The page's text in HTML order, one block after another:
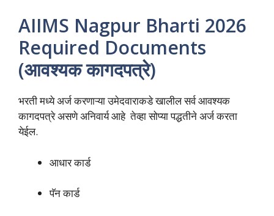
AIIMS Nagpur Bharti 2026
Required Documents
(आवश्यक कागदपत्रे)
भरती मध्ये अर्ज करणाऱ्या उमेदवाराकडे खालील सर्व आवश्यक
कागदपत्रे असणे अनिवार्य आहे तेव्हा सोप्या पद्धतीने अर्ज करता
येईल.
आधार कार्ड
पॅन कार्ड